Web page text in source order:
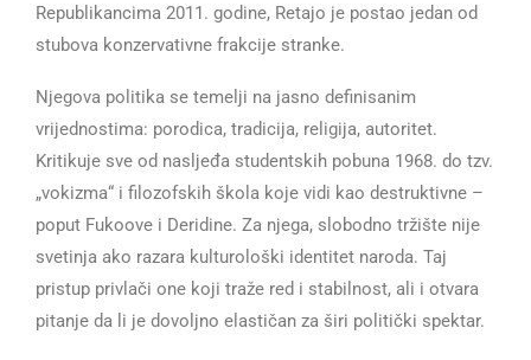
Republikancima 2011. godine, Retajo je postao jedan od
stubova konzervativne frakcije stranke.
Njegova politika se temelji na jasno definisanim
vrijednostima: porodica, tradicija, religija, autoritet.
Kritikuje sve od nasljeđa studentskih pobuna 1968. do tzv.
„vokizma“ i filozofskih škola koje vidi kao destruktivne –
poput Fukoove i Deridine. Za njega, slobodno tržište nije
svetinja ako razara kulturološki identitet naroda. Taj
pristup privlači one koji traže red i stabilnost, ali i otvara
pitanje da li je dovoljno elastičan za širi politički spektar.